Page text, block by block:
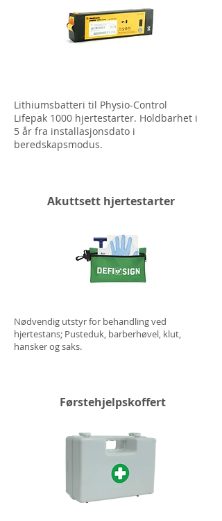
Lithiumsbatteri til Physio-Control
Lifepak 1000 hjertestarter. Holdbarhet i
5 år fra installasjonsdato i
beredskapsmodus.
Akuttsett hjertestarter
Nødvendig utstyr for behandling ved
hjertestans; Pusteduk, barberhøvel, klut,
hansker og saks.
Førstehjelpskoffert